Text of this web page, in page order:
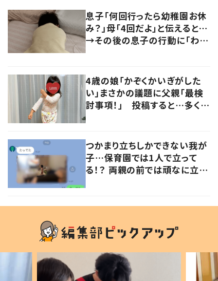
息子「何回行ったら幼稚園お休
み？」母「4回だよ」と伝えると…
→その後の息子の行動に「わか
4歳の娘「かぞくかいぎがした
い」まさかの議題に父親「最検
討事項！」 投稿すると…多くの
つかまり立ちしかできない我が
子…保育園では1人で立って
る！？ 両親の前では頑なに立た